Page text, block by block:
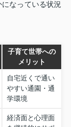
なっている状況
子育て世帯への
メリット
自宅近くで通い
やすい通園・通
学環境
経済面と心理面